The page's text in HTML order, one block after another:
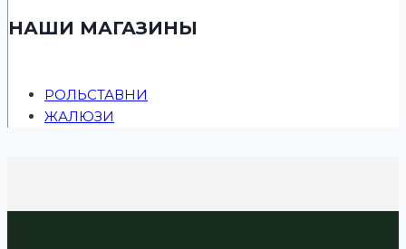
НАШИ МАГАЗИНЫ
РОЛЬСТАВНИ
ЖАЛЮЗИ